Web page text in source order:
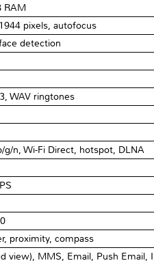
RAM
pixels, autofocus
detection
WAV ringtones
g/n, Wi-Fi Direct, hotspot, DLNA
proximity, compass
view), MMS, Email, Push Email,